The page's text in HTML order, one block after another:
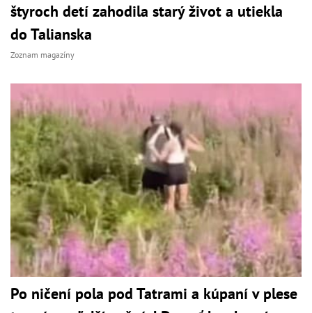
štyroch detí zahodila starý život a utiekla
do Talianska
Zoznam magazíny
Po ničení pola pod Tatrami a kúpaní v plese